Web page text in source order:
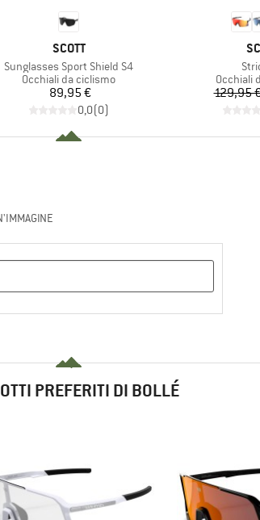
MARCHIO
SCOTT
Articolo
Sunglasses Sport Shield S4
Gruppo di prodotti
Occhiali da ciclismo
Prezzo
89,95 €
0,0(0)
Gruppo
Occhiali
129,95
PREFERITI DI BOLLÉ